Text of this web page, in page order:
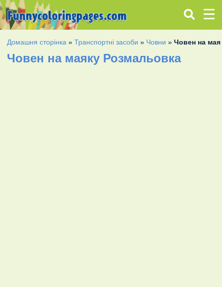
Домашня сторінка »Транспортні засоби » Човни »Човен на
Човен на маяку Розмальовка